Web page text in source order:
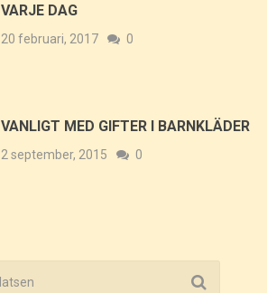
VARJE DAG
20 februari, 2017 0
VANLIGT MED GIFTER I BARNKLÄDER
2 september, 2015 0